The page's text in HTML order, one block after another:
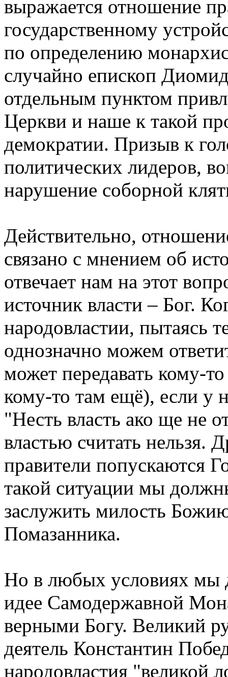
выражается отношение
государственному
по определению
случайно епископ
отдельным пунктом
Церкви и наше к такой
демократии. Призыв к
политических лидеров,
нарушение соборной
Действительно,
связано с мнением об
отвечает нам на этот
источник власти – Бог.
народовластии, пытаясь
однозначно можем
может передавать кому-
кому-то там ещё), если у
"Несть власть ако ще не
властью считать нельзя.
правители попускаются
такой ситуации мы
заслужить милость
Помазанника.
Но в любых условиях мы
идее Самодержавной
верными Богу. Великий
деятель Константин
народовластия "великой